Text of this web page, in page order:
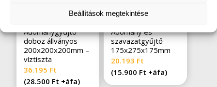
Beállítások megtekintése
Adománygyűjtő
doboz állványos
200x200x200mm –
víztiszta
36.195 Ft
(28.500 Ft +áfa)
Adomány és
szavazatgyűjtő
175x275x175mm
20.193 Ft
(15.900 Ft +áfa)